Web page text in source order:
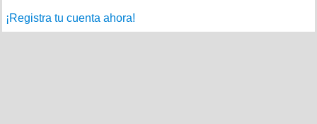
¡Registra tu cuenta ahora!